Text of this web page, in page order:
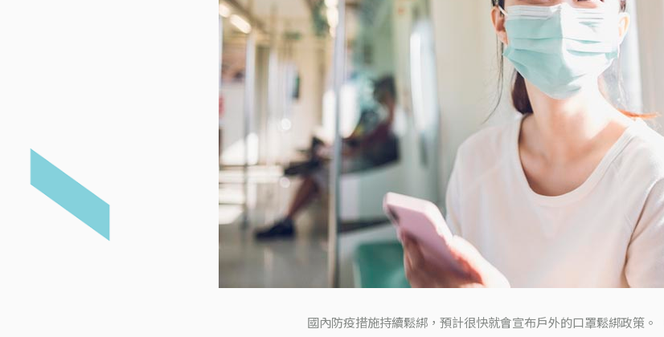
國內防疫措施持續鬆綁，預計很快就會宣布戶外的口罩鬆綁政策。